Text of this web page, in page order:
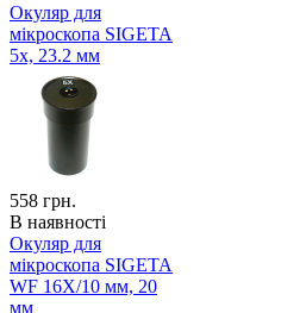
Окуляр для
мікроскопа SIGETA
5x, 23.2 мм
558 грн.
В наявності
Окуляр для
мікроскопа SIGETA
WF 16X/10 мм, 20
мм